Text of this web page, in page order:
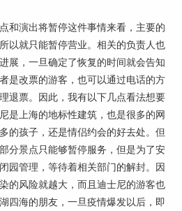
和演出将暂停这件事情来看，主要的
以就只能暂停营业。相关的负责人也
展，一旦确定了恢复的时间就会告知
是改票的游客，也可以通过电话的方
退票。因此，我有以下几点看法想要
是上海的地标性建筑，也是很多的网
的孩子，还是情侣约会的好去处。但
分景点只能够暂停服务，但是为了安
园管理，等待着相关部门的解封。因
的风险就越大，而且迪士尼的游客也
四海的朋友，一旦疫情爆发以后，即